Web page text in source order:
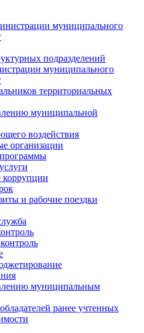
муниципального
подразделений
муниципального
территориальных
муниципальной
воздействия
организации
коррупции
и рабочие поездки
муниципальным
ранее учтенных